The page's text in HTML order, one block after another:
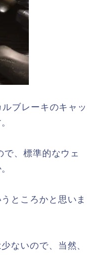
ブレーキのキャッ
で、標準的なウェ
ところかと思いま
ないので、当然、